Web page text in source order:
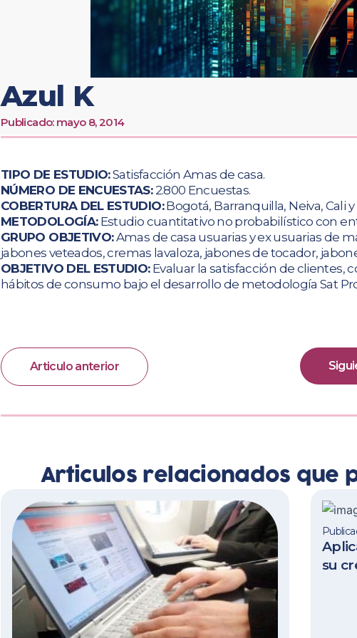
Azul K
Publicado: mayo 8, 2014
TIPO DE ESTUDIO:Satisfacción Amas de casa.
NÚMERO DE ENCUESTAS:2.800 Encuestas.
COBERTURA DEL ESTUDIO:Bogotá, Barranquilla, Neiva, Cali
METODOLOGÍA:Estudio cuantitativo no probabilístico con
GRUPO OBJETIVO:Amas de casa usuarias y ex usuarias de
jabones veteados, cremas lavaloza, jabones de tocador,
OBJETIVO DEL ESTUDIO:Evaluar la satisfacción de clientes,
hábitos de consumo bajo el desarrollo de metodología Sat
Articulo anterior
Articulos relacionados que
su